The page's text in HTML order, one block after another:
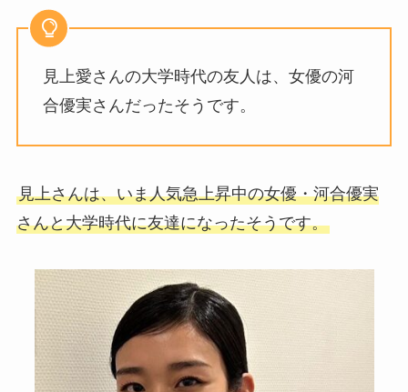
見上愛さんの大学時代の友人は、女優の河
合優実さんだったそうです。
見上さんは、いま人気急上昇中の女優・河合優実
さんと大学時代に友達になったそうです。